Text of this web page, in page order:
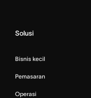
Solusi
Bisnis kecil
Pemasaran
Operasi